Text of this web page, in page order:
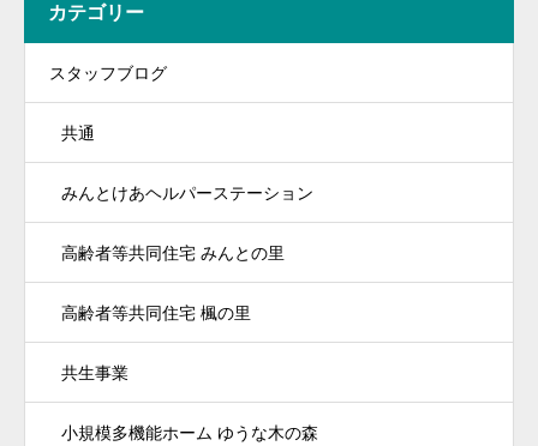
カテゴリー
スタッフブログ
共通
みんとけあヘルパーステーション
高齢者等共同住宅 みんとの里
高齢者等共同住宅 楓の里
共生事業
小規模多機能ホーム ゆうな木の森